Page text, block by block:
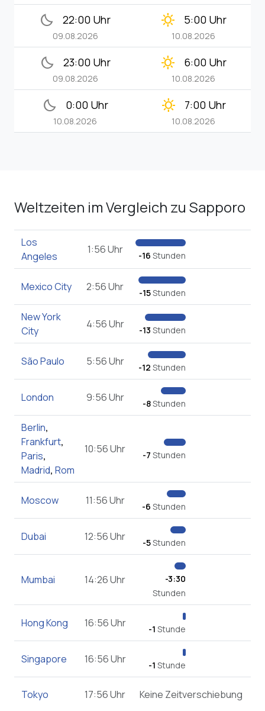
bedtime 22:00 Uhr
09.08.2026
clear_day 5:00 Uhr
10.08.2026
bedtime 23:00 Uhr
09.08.2026
clear_day 6:00 Uhr
10.08.2026
bedtime 0:00 Uhr
10.08.2026
clear_day 7:00 Uhr
10.08.2026
Weltzeiten im Vergleich zu Sapporo
Los
Angeles
1:56 Uhr -16 Stunden
Mexico City 2:56 Uhr -15Stunden
New York
City
4:56 Uhr -13 Stunden
São Paulo 5:56 Uhr -12 Stunden
London 9:56 Uhr -8Stunden
Berlin,
Frankfurt,
Paris,
Madrid, Rom
10:56 Uhr -7 Stunden
Moscow 11:56 Uhr -6 Stunden
Dubai 12:56 Uhr -5Stunden
Mumbai 14:26 Uhr
-3:30
Stunden
Hong Kong 16:56 Uhr -1 Stunde
Singapore 16:56 Uhr -1 Stunde
Tokyo 17:56 Uhr Keine Zeitverschiebung